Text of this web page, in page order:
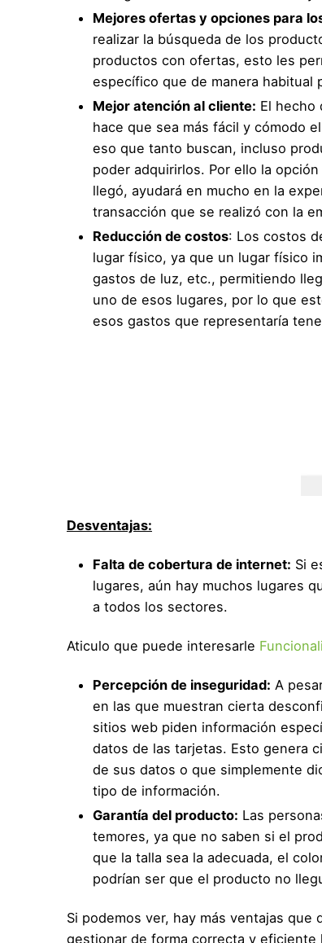
Mejores ofertas y opciones para
realizar la búsqueda de los
productos con ofertas, esto les
específico que de manera habitual
Mejor atención al cliente: El hecho
hace que sea más fácil y cómodo
eso que tanto buscan, incluso
poder adquirirlos. Por ello la
llegó, ayudará en mucho en la
transacción que se realizó con la
Reducción de costos: Los costos
lugar físico, ya que un lugar físico
gastos de luz, etc., permitiendo
uno de esos lugares, por lo que
esos gastos que representaría
Desventajas:
Falta de cobertura de internet: Si
lugares, aún hay muchos lugares
a todos los sectores.
Aticulo que puede interesarle
Percepción de inseguridad: A
en las que muestran cierta
sitios web piden información
datos de las tarjetas. Esto genera
de sus datos o que simplemente
tipo de información.
Garantía del producto: Las
temores, ya que no saben si el
que la talla sea la adecuada, el
podrían ser que el producto no
Si podemos ver, hay más ventajas
gestionar de forma correcta y